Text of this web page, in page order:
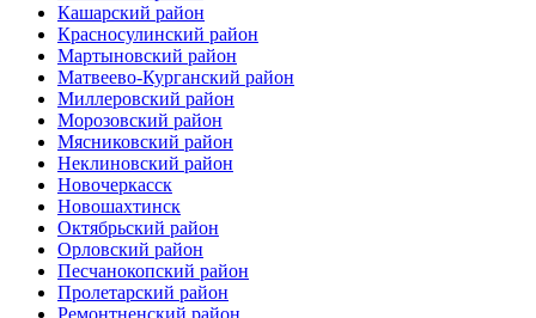
Кашарский район
Красносулинский район
Мартыновский район
Матвеево-Курганский район
Миллеровский район
Морозовский район
Мясниковский район
Неклиновский район
Новочеркасск
Новошахтинск
Октябрьский район
Орловский район
Песчанокопский район
Пролетарский район
Ремонтненский район